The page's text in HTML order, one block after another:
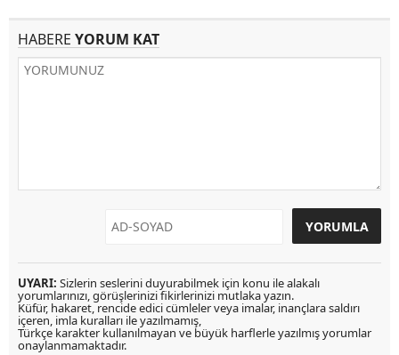
HABERE YORUM KAT
UYARI: Sizlerin seslerini duyurabilmek için konu ile alakalı
yorumlarınızı, görüşlerinizi fikirlerinizi mutlaka yazın.
Küfür, hakaret, rencide edici cümleler veya imalar, inançlara saldırı
içeren, imla kuralları ile yazılmamış,
Türkçe karakter kullanılmayan ve büyük harflerle yazılmış yorumlar
onaylanmamaktadır.